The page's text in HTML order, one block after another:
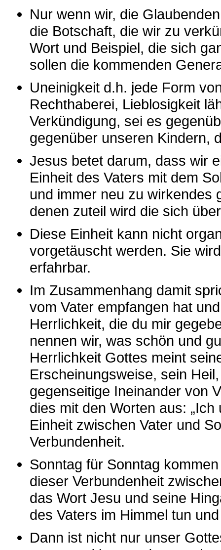
Nur wenn wir, die
die Botschaft, die wir zu
Wort und Beispiel, die sich
sollen die kommenden
Uneinigkeit d.h. jede Form
Rechthaberei, Lieblosigkeit
Verkündigung, sei es
gegenüber unseren Kindern,
Jesus betet darum, dass wir
Einheit des Vaters mit dem
und immer neu zu wirkendes
denen zuteil wird die sich
Diese Einheit kann nicht
vorgetäuscht werden. Sie
erfahrbar.
Im Zusammenhang damit
vom Vater empfangen hat
Herrlichkeit, die du mir
nennen wir, was schön und
Herrlichkeit Gottes meint
Erscheinungsweise, sein
gegenseitige Ineinander von
dies mit den Worten aus:
Einheit zwischen Vater und
Verbundenheit.
Sonntag für Sonntag
dieser Verbundenheit
das Wort Jesu und seine
des Vaters im Himmel tun
Dann ist nicht nur unser